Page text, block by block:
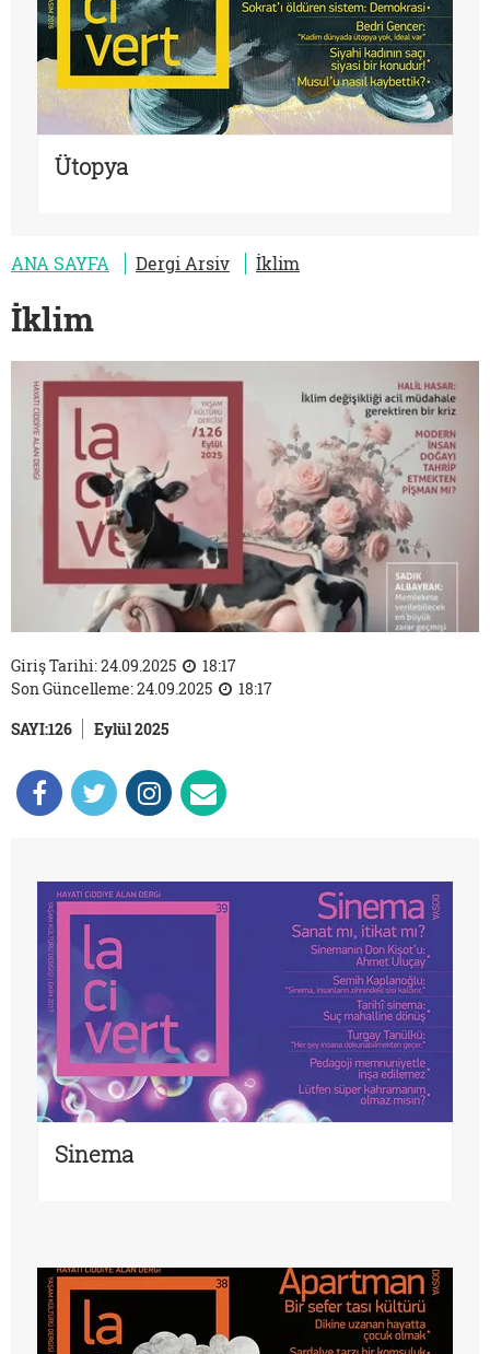
Ütopya
ANA SAYFA Dergi Arsiv İklim
İklim
Giriş Tarihi: 24.09.2025
18:17
Son Güncelleme: 24.09.2025
18:17
SAYI:126
Eylül 2025
Sinema